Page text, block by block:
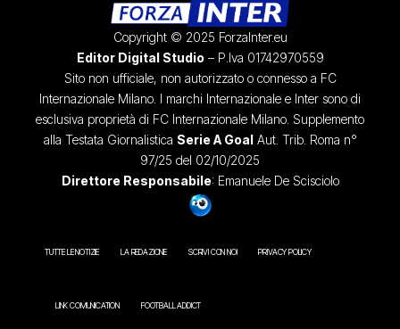
Copyright © 2025 ForzaInter.eu
Editor Digital Studio – P.Iva 01742970559
Sito non ufficiale, non autorizzato o connesso a FC
Internazionale Milano. I marchi Internazionale e Inter sono di
esclusiva proprietà di FC Internazionale Milano. Supplemento
alla Testata Giornalistica Serie A GoalAut. Trib. Roma n°
97/25 del 02/10/2025
Direttore Responsabile: Emanuele De Scisciolo
TUTTE LE NOTIZIE LA REDAZIONE SCRIVI CON NOI PRIVACY POLICY
LINK COMUNICATION FOOTBALL ADDICT